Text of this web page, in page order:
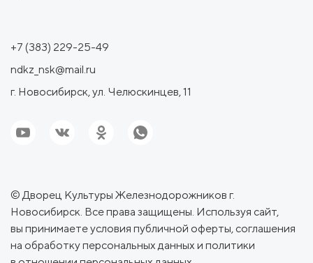
+7 (383) 229-25-49
ndkz_nsk@mail.ru
г. Новосибирск, ул. Челюскинцев, 11
© Дворец Культуры Железнодорожников г.
Новосибирск. Все права защищены. Используя сайт,
вы принимаете условия публичной оферты, соглашения
на обработку персональных данных и политики